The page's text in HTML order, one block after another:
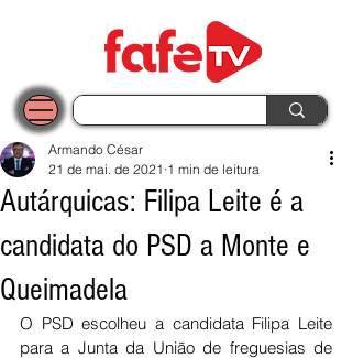
Autárquicas: Filipa Leite é a
candidata do PSD a Monte e
Queimadela
Armando César
21 de mai. de 2021 1 min de leitura
O PSD escolheu a candidata Filipa Leite
para a Junta da União de freguesias de